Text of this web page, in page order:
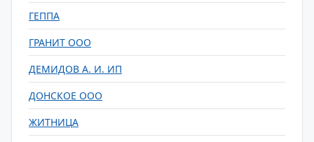
ГЕППА
ГРАНИТ ООО
ДЕМИДОВ А. И. ИП
ДОНСКОЕ ООО
ЖИТНИЦА